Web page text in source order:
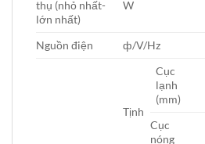
thụ (nhỏ nhất-
lớn nhất)
W
Nguồn điện ф/V/Hz
Tịnh
Cục
lạnh
(mm)
Cục
nóng